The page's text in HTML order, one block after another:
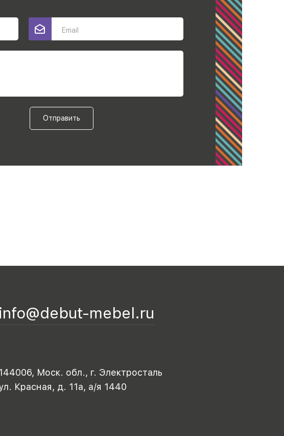
Email
Отправить
info@debut-mebel.ru
Моск. обл., г. Электросталь
Красная, д. 11а, а/я 1440